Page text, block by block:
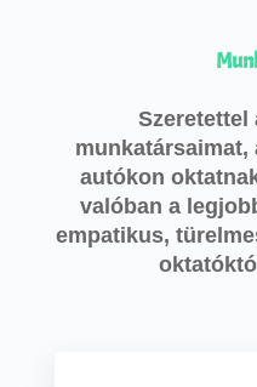
Szeretettel
autókon
valóban a
empatikus,